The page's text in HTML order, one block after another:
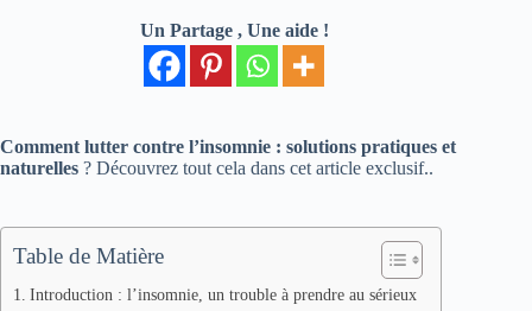
Un Partage , Une aide !
Comment lutter contre l’insomnie : solutions pratiques et
naturelles ? Découvrez tout cela dans cet article exclusif..
Table de Matière
Introduction : l’insomnie, un trouble à prendre au sérieux